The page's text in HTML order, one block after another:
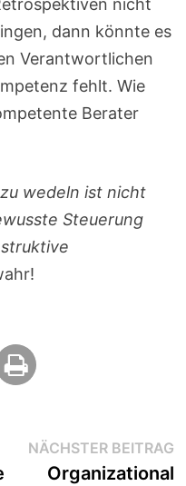
nicht
dann könnte es
Verantwortlichen
fehlt. Wie
Berater
wedeln ist nicht
Steuerung
NÄCHSTER BEITRAG
Organizational